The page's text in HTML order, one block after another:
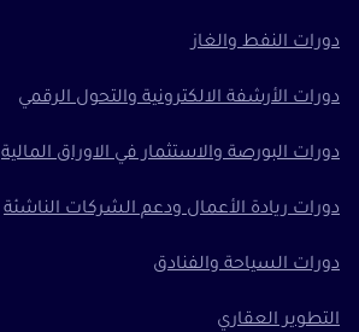
دورات النفط والغاز
دورات الأرشفة الالكترونية والتحول الرقمي
دورات البورصة والاستثمار في الاوراق المالية
دورات ريادة الأعمال ودعم الشركات الناشئة
دورات السياحة والفنادق
التطوير العقاري